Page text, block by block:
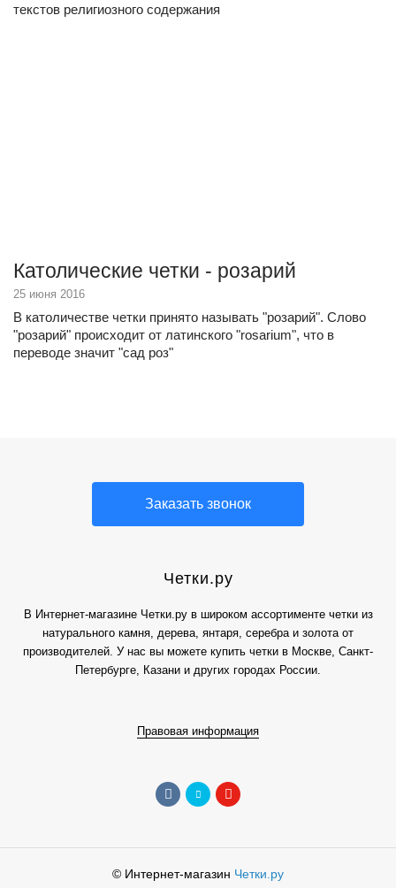
текстов религиозного содержания
Католические четки - розарий
25 июня 2016
В католичестве четки принято называть "розарий". Слово
"розарий" происходит от латинского "rosarium", что в
переводе значит "сад роз"
Заказать звонок
Четки.ру
В Интернет-магазине Четки.ру в широком ассортименте четки из
натурального камня, дерева, янтаря, серебра и золота от
производителей. У нас вы можете купить четки в Москве, Санкт-
Петербурге, Казани и других городах России.
Правовая информация
© Интернет-магазин Четки.ру